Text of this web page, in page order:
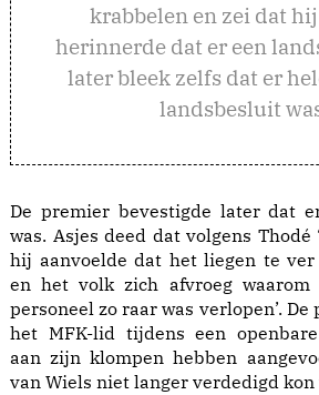
krabbelen en zei dat
herinnerde dat er een
later bleek zelfs dat er
landsbesluit
De premier bevestigde later dat
was. Asjes deed dat volgens Thodé
hij aanvoelde dat het liegen te ver
en het volk zich afvroeg waarom
personeel zo raar was verlopen’.
het MFK-lid tijdens een
aan zijn klompen hebben
van Wiels niet langer verdedigd kon